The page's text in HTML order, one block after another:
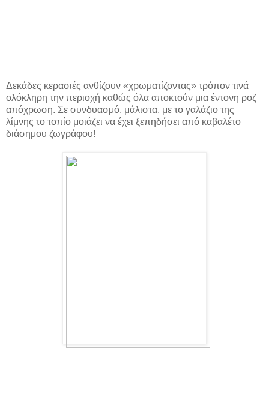
Δεκάδες κερασιές ανθίζουν «χρωματίζοντας» τρόπον τινά
ολόκληρη την περιοχή καθώς όλα αποκτούν μια έντονη ροζ
απόχρωση. Σε συνδυασμό, μάλιστα, με το γαλάζιο της
λίμνης το τοπίο μοιάζει να έχει ξεπηδήσει από καβαλέτο
διάσημου ζωγράφου!